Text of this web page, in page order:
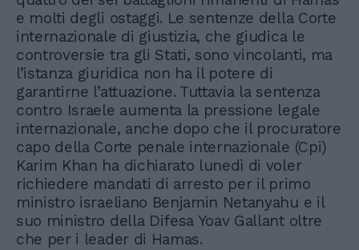
e molti degli ostaggi. Le sentenze della Corte
internazionale di giustizia, che giudica le
controversie tra gli Stati, sono vincolanti, ma
l’istanza giuridica non ha il potere di
garantirne l’attuazione. Tuttavia la sentenza
contro Israele aumenta la pressione legale
internazionale, anche dopo che il procuratore
capo della Corte penale internazionale (Cpi)
Karim Khan ha dichiarato lunedì di voler
richiedere mandati di arresto per il primo
ministro israeliano Benjamin Netanyahu e il
suo ministro della Difesa Yoav Gallant oltre
che per i leader di Hamas.